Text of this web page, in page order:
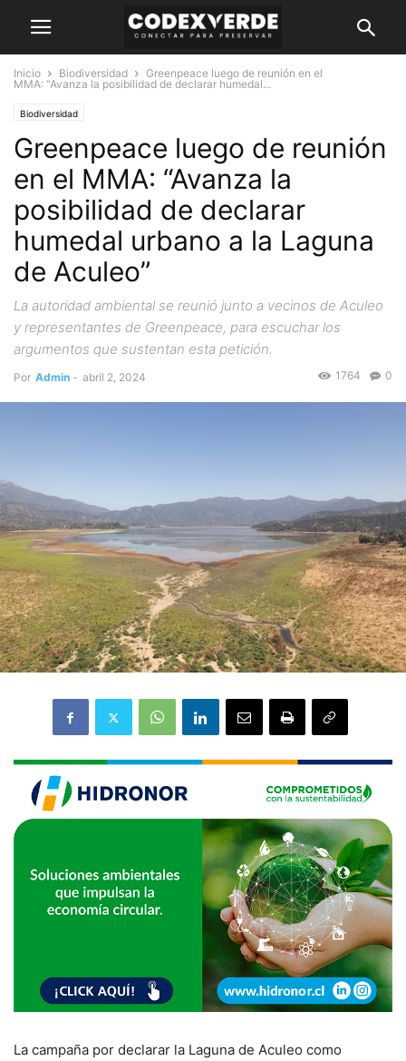
Inicio Biodiversidad
Greenpeace luego de reunión en el
MMA: “Avanza la posibilidad de declarar humedal...
Biodiversidad
Greenpeace luego de reunión
en el MMA: “Avanza la
posibilidad de declarar
humedal urbano a la Laguna
de Aculeo”
La autoridad ambiental se reunió junto a vecinos de Aculeo
y representantes de Greenpeace, para escuchar los
argumentos que sustentan esta petición.
Por Admin - abril 2, 2024 0
1764
La campaña por declarar la Laguna de Aculeo como